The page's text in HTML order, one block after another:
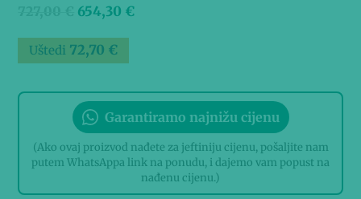
654,30 €
Uštedi 72,70 €
Garantiramo najnižu cijenu
(Ako ovaj proizvod nađete za jeftiniju cijenu, pošaljite nam
putem WhatsAppa link na ponudu, i dajemo vam popust na
nađenu cijenu.)